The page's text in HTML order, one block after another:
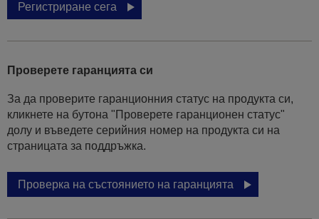
Регистриране сега
Проверете гаранцията си
За да проверите гаранционния статус на продукта си,
кликнете на бутона "Проверете гаранционен статус"
долу и въведете серийния номер на продукта си на
страницата за поддръжка.
Проверка на състоянието на гаранцията